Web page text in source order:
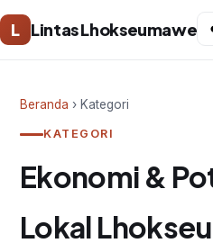
L Lintas Lhokseumawe
Beranda › Kategori
KATEGORI
Ekonomi &
Lokal